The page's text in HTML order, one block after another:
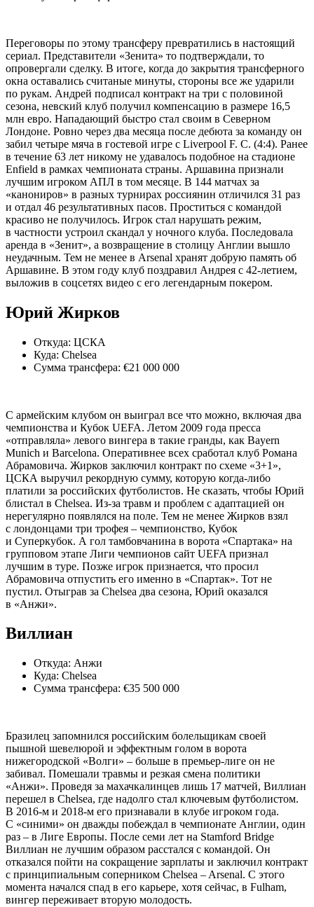
Переговоры по этому трансферу превратились в настоящий
сериал. Представители «Зенита» то подтверждали, то
опровергали сделку. В итоге, когда до закрытия трансферного
окна оставались считаные минуты, стороны все же ударили
по рукам. Андрей подписал контракт на три с половиной
сезона, невский клуб получил компенсацию в размере 16,5
млн евро. Нападающий быстро стал своим в Северном
Лондоне. Ровно через два месяца после дебюта за команду он
забил четыре мяча в гостевой игре с Liverpool F. C. (4:4). Ранее
в течение 63 лет никому не удавалось подобное на стадионе
Enfield в рамках чемпионата страны. Аршавина признали
лучшим игроком АПЛ в том месяце. В 144 матчах за
«канониров» в разных турнирах россиянин отличился 31 раз
и отдал 46 результативных пасов. Проститься с командой
красиво не получилось. Игрок стал нарушать режим,
в частности устроил скандал у ночного клуба. Последовала
аренда в «Зенит», а возвращение в столицу Англии вышло
неудачным. Тем не менее в Arsenal хранят добрую память об
Аршавине. В этом году клуб поздравил Андрея с 42-летием,
выложив в соцсетях видео с его легендарным покером.
Юрий Жирков
Откуда: ЦСКА
Куда: Chelsea
Сумма трансфера: €21 000 000
С армейским клубом он выиграл все что можно, включая два
чемпионства и Кубок UEFA. Летом 2009 года пресса
«отправляла» левого вингера в такие гранды, как Bayern
Munich и Barcelona. Оперативнее всех сработал клуб Романа
Абрамовича. Жирков заключил контракт по схеме «3+1»,
ЦСКА выручил рекордную сумму, которую когда-либо
платили за российских футболистов. Не сказать, чтобы Юрий
блис­тал в Chelsea. Из-за травм и проб­лем с адаптацией он
нерегулярно появлялся на поле. Тем не менее Жирков взял
с лондонцами три трофея – чемпионство, Кубок
и Суперкубок. А гол тамбовчанина в ворота «Спартака» на
групповом этапе Лиги чемпионов сайт UEFA признал
лучшим в туре. Позже игрок признается, что просил
Абрамовича отпустить его именно в «Спартак». Тот не
пустил. Отыграв за Chelsea два сезона, Юрий оказался
в «Анжи».
Виллиан
Откуда: Анжи
Куда: Chelsea
Сумма трансфера: €35 500 000
Бразилец запомнился российским болельщикам своей
пышной шевелюрой и эффектным голом в ворота
нижегородской «Волги» – больше в премьер-лиге он не
забивал. Помешали травмы и резкая смена политики
«Анжи». Проведя за махачкалинцев лишь 17 матчей, Виллиан
перешел в Chelsea, где надолго стал ключевым футболис­том.
В 2016-м и 2018-м его признавали в клубе игроком года.
С «синими» он дважды побеждал в чемпионате Англии, один
раз – в Лиге Европы. После семи лет на Stamford Bridge
Виллиан не лучшим образом расстался с командой. Он
отказался пойти на сокращение зарплаты и заключил контракт
с принципиальным соперником Chelsea – Arsenal. С этого
момента начался спад в его карьере, хотя сейчас, в Fulham,
вингер переживает вторую молодость.